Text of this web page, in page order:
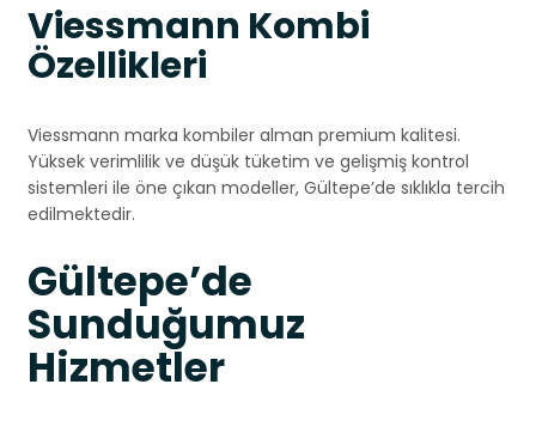
Viessmann Kombi
Özellikleri
Viessmann marka kombiler alman premium kalitesi.
Yüksek verimlilik ve düşük tüketim ve gelişmiş kontrol
sistemleri ile öne çıkan modeller, Gültepe’de sıklıkla tercih
edilmektedir.
Gültepe’de
Sunduğumuz
Hizmetler